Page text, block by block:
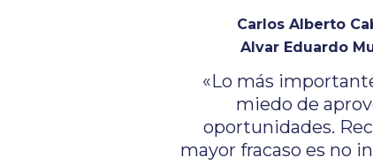
Carlos Alberto
Alvar Eduardo
«Lo más
miedo de
oportunidades.
mayor fracaso es no